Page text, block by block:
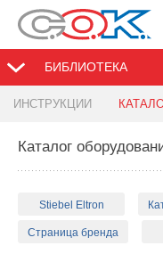
БИБЛИОТЕКА
ИНСТРУКЦИИ
Каталог
Stiebel Eltron
Страница бренда